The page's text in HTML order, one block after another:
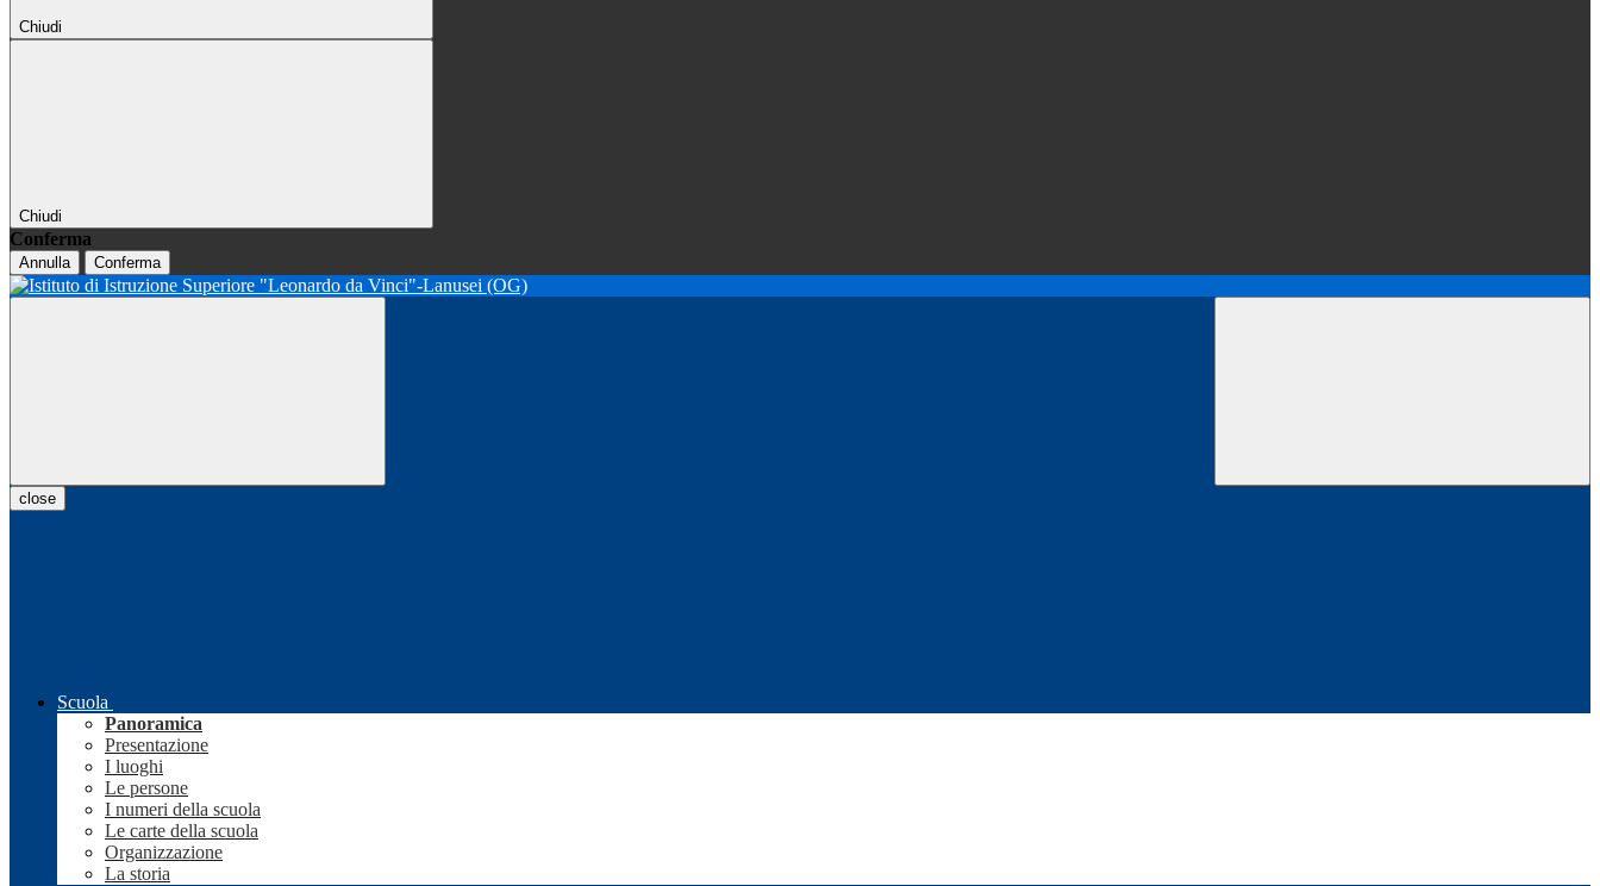
Chiudi
Chiudi
Conferma
Annulla Conferma
close
Scuola
Panoramica
Presentazione
I luoghi
Le persone
I numeri della scuola
Le carte della scuola
Organizzazione
La storia